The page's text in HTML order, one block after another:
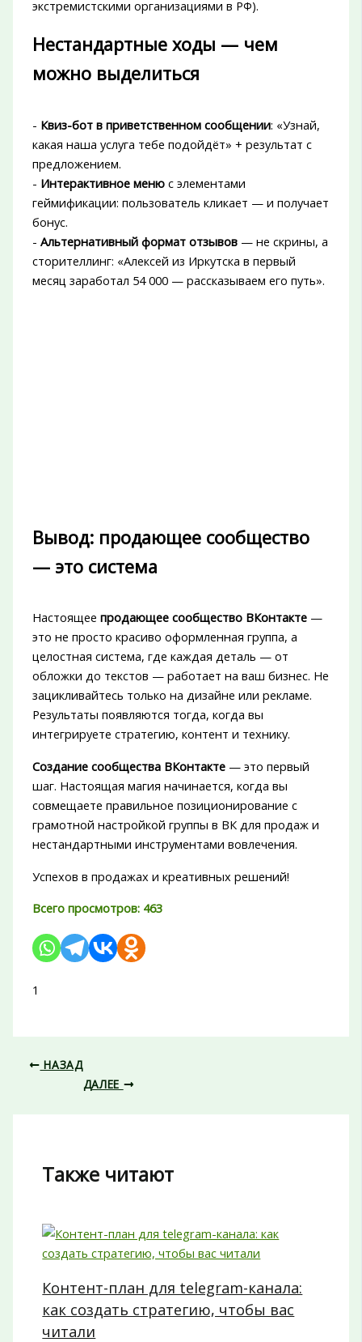
экстремистскими организациями в РФ).
Нестандартные ходы — чем
можно выделиться
- Квиз-бот в приветственном сообщении: «Узнай,
какая наша услуга тебе подойдёт» + результат с
предложением.
- Интерактивное менюс элементами
геймификации: пользователь кликает — и получает
бонус.
- Альтернативный формат отзывов— не скрины, а
сторителлинг: «Алексей из Иркутска в первый
месяц заработал 54 000 — рассказываем его путь».
Вывод: продающее сообщество
— это система
Настоящее продающее сообщество ВКонтакте—
это не просто красиво оформленная группа, а
целостная система, где каждая деталь — от
обложки до текстов — работает на ваш бизнес. Не
зацикливайтесь только на дизайне или рекламе.
Результаты появляются тогда, когда вы
интегрируете стратегию, контент и технику.
Создание сообщества ВКонтакте— это первый
шаг. Настоящая магия начинается, когда вы
совмещаете правильное позиционирование с
грамотной настройкой группы в ВК для продаж и
нестандартными инструментами вовлечения.
Успехов в продажах и креативных решений!
Всего просмотров: 463
1
НАЗАД
ДАЛЕЕ
Также читают
Контент-план для telegram-канала:
как создать стратегию, чтобы вас
читали